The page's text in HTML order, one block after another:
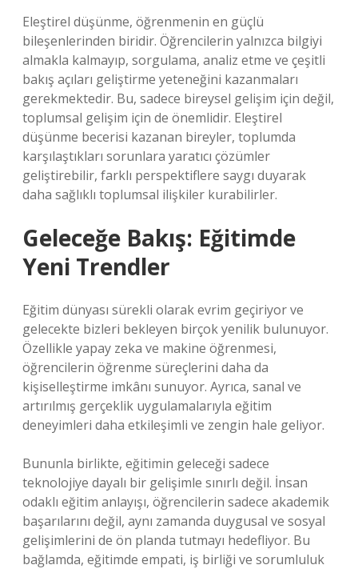
Eleştirel düşünme, öğrenmenin en güçlü
bileşenlerinden biridir. Öğrencilerin yalnızca bilgiyi
almakla kalmayıp, sorgulama, analiz etme ve çeşitli
bakış açıları geliştirme yeteneğini kazanmaları
gerekmektedir. Bu, sadece bireysel gelişim için değil,
toplumsal gelişim için de önemlidir. Eleştirel
düşünme becerisi kazanan bireyler, toplumda
karşılaştıkları sorunlara yaratıcı çözümler
geliştirebilir, farklı perspektiflere saygı duyarak
daha sağlıklı toplumsal ilişkiler kurabilirler.
Geleceğe Bakış: Eğitimde
Yeni Trendler
Eğitim dünyası sürekli olarak evrim geçiriyor ve
gelecekte bizleri bekleyen birçok yenilik bulunuyor.
Özellikle yapay zeka ve makine öğrenmesi,
öğrencilerin öğrenme süreçlerini daha da
kişiselleştirme imkânı sunuyor. Ayrıca, sanal ve
artırılmış gerçeklik uygulamalarıyla eğitim
deneyimleri daha etkileşimli ve zengin hale geliyor.
Bununla birlikte, eğitimin geleceği sadece
teknolojiye dayalı bir gelişimle sınırlı değil. İnsan
odaklı eğitim anlayışı, öğrencilerin sadece akademik
başarılarını değil, aynı zamanda duygusal ve sosyal
gelişimlerini de ön planda tutmayı hedefliyor. Bu
bağlamda, eğitimde empati, iş birliği ve sorumluluk